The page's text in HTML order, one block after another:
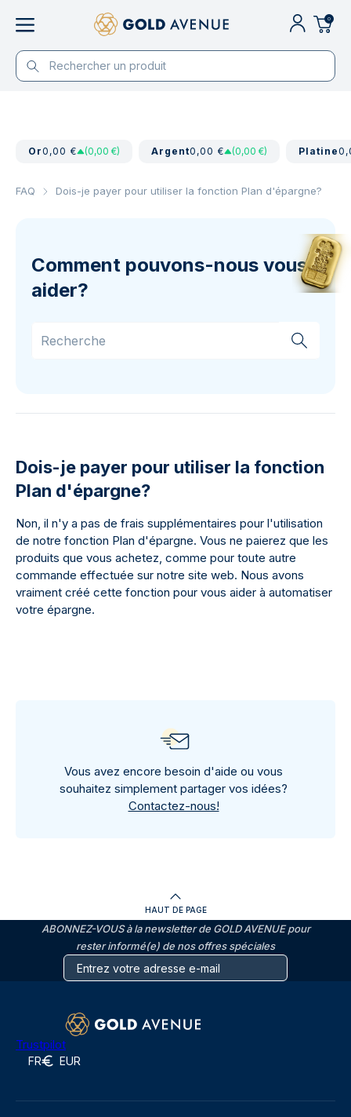
0
Or0,00 € (0,00 €) Argent0,00 € (0,00 €) Platine
FAQ Dois-je payer pour utiliser la fonction Plan d'épargne?
Comment pouvons-nous vous
aider?
Dois-je payer pour utiliser la fonction
Plan d'épargne?
Non, il n'y a pas de frais supplémentaires pour l'utilisation
de notre fonction Plan d'épargne. Vous ne paierez que les
produits que vous achetez, comme pour toute autre
commande effectuée sur notre site web. Nous avons
vraiment créé cette fonction pour vous aider à automatiser
votre épargne.
Vous avez encore besoin d'aide ou vous
souhaitez simplement partager vos idées?
Contactez-nous!
HAUT DE PAGE
ABONNEZ-VOUS à la newsletter de GOLD AVENUE pour
rester informé(e) de nos offres spéciales
Trustpilot
FR EUR